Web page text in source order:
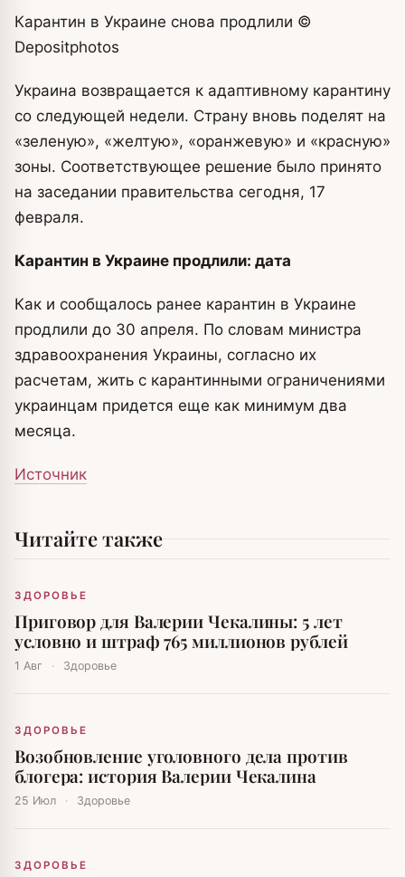
Карантин в Украине снова продлили ©
Depositphotos
Украина возвращается к адаптивному карантину
со следующей недели. Страну вновь поделят на
«зеленую», «желтую», «оранжевую» и «красную»
зоны. Соответствующее решение было принято
на заседании правительства сегодня, 17
февраля.
Карантин в Украине продлили: дата
Как и сообщалось ранее карантин в Украине
продлили до 30 апреля. По словам министра
здравоохранения Украины, согласно их
расчетам, жить с карантинными ограничениями
украинцам придется еще как минимум два
месяца.
Источник
Читайте также
ЗДОРОВЬЕ
Приговор для Валерии Чекалины: 5 лет
условно и штраф 765 миллионов рублей
1 Авг · Здоровье
ЗДОРОВЬЕ
Возобновление уголовного дела против
блогера: история Валерии Чекалина
25 Июл · Здоровье
ЗДОРОВЬЕ